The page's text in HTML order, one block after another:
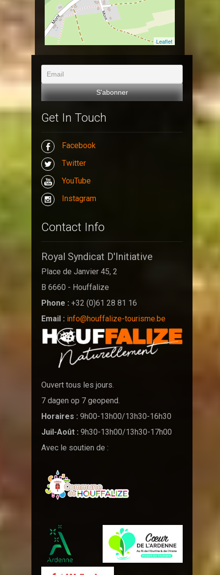
Leaflet
Get In Touch
Facebook
Twitter
YouTube
Instagram
Contact Info
Royal Syndicat D'Initiative
Place de Janvier 45, 2
B 6660 - Houffalize
Phone : +32 (0)61 28 81 16
Email : info@houffalize-tourisme.be
Ouvert tous les jours.
7 dagen op 7 geopend.
Horaires : 9h00-13h00/13h30-16h30
Juil-Août : 9h30-13h00/13h30-17h00
Avec le soutien de :